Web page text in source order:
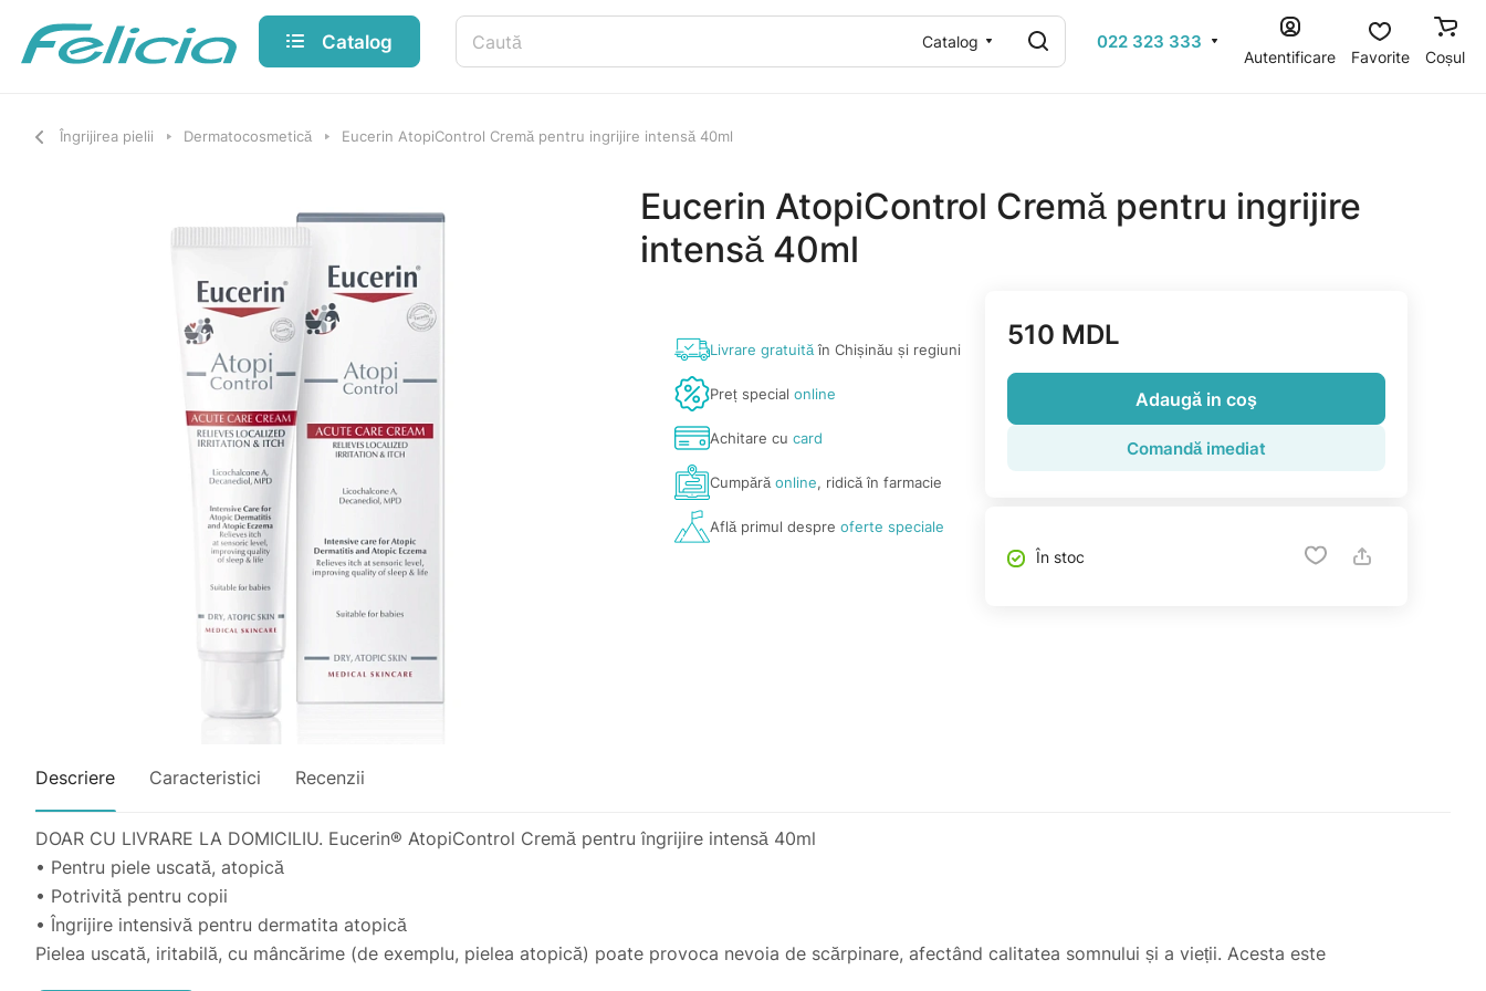
Catalog Catalog 022 323 333
Autentificare Favorite Coșul
Îngrijirea pielii Dermatocosmetică Eucerin AtopiControl Cremă pentru ingrijire intensă 40ml
Eucerin AtopiControl Cremă pentru ingrijire
intensă 40ml
Livrare gratuităîn Chișinău și regiuni
Preț specialonline
Achitare cucard
Cumpărăonline, ridică în farmacie
Află primul despreoferte speciale
510 MDL
Adaugă in coş
Comandă imediat
În stoc
Descriere Caracteristici Recenzii
DOAR CU LIVRARE LA DOMICILIU. Eucerin® AtopiControl Cremă pentru îngrijire intensă 40ml
• Pentru piele uscată, atopică
• Potrivită pentru copii
• Îngrijire intensivă pentru dermatita atopică
Pielea uscată, iritabilă, cu mâncărime (de exemplu, pielea atopică) poate provoca nevoia de scărpinare, afectând calitatea somnului și a vieții. Acesta este